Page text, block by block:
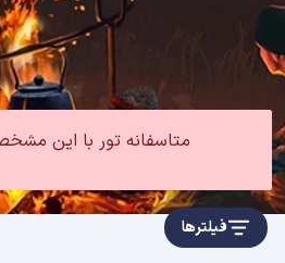
تور داخلی
تور چابهار
تور چابهار مرداد
متاسفانه تور با این
فیلترها